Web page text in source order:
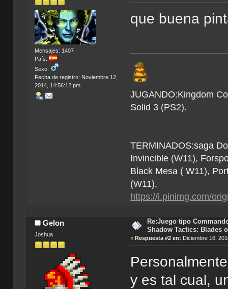
Mensajes: 1407
País:
Sexo:
Fecha de registro: Noviembre 12,
2014, 14:56:12 pm
que buena
JUGANDO:Kingdom
Solid 3 (PS2).
TERMINADOS:saga
Invincible (W11),
Black Mesa ( W11),
(W11),
https://i.pinimg.com/
Gelon
Joshua
Re:Juego tipo
Shadow Tactics: Blades
«Respuesta #2 en: Diciembre 16,
y es tal cual,